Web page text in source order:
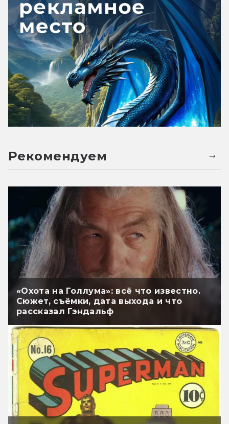
Рекомендуем
«Охота на Голлума»: всё что известно.
Сюжет, съёмки, дата выхода и что
рассказал Гэндальф